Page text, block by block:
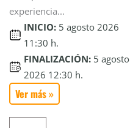
experiencia...
INICIO: 5 agosto 2026
11:30 h.
FINALIZACIÓN: 5 agosto
2026 12:30 h.
Ver más »